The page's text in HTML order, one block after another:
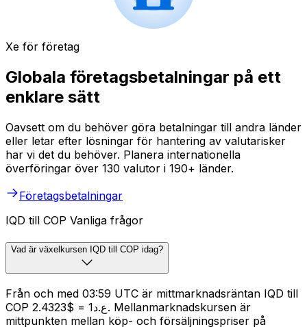
Xe för företag
Globala företagsbetalningar på ett
enklare sätt
Oavsett om du behöver göra betalningar till andra länder
eller letar efter lösningar för hantering av valutarisker
har vi det du behöver. Planera internationella
överföringar över 130 valutor i 190+ länder.
Företagsbetalningar
IQD till COP Vanliga frågor
Vad är växelkursen IQD till COP idag?
Från och med 03:59 UTC är mittmarknadsräntan IQD till
COP ع.د1 = $2.4323. Mellanmarknadskursen är
mittpunkten mellan köp- och försäljningspriser på